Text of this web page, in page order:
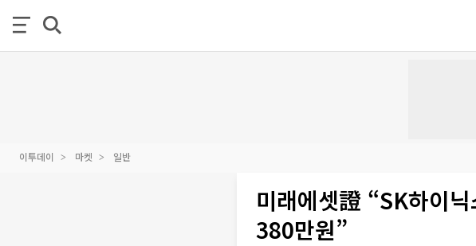
이투데이 마켓 일반
미래에셋證 “SK하이
380만원”